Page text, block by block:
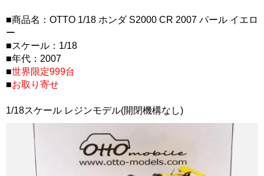
■商品名：OTTO 1/18 ホンダ S2000 CR 2007 パール イエロ
ー
■スケール：1/18
■年代：2007
■世界限定999台
■お取り寄せ
1/18スケール レジンモデル(開閉機構なし)